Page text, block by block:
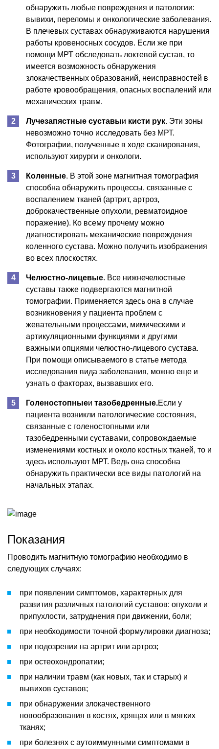
обнаружить любые повреждения и патологии:
вывихи, переломы и онкологические заболевания.
В плечевых суставах обнаруживаются нарушения
работы кровеносных сосудов. Если же при
помощи МРТ обследовать локтевой сустав, то
имеется возможность обнаружения
злокачественных образований, неисправностей в
работе кровообращения, опасных воспалений или
механических травм.
Лучезапястные суставыи кисти рук. Эти зоны
невозможно точно исследовать без МРТ.
Фотографии, полученные в ходе сканирования,
используют хирурги и онкологи.
Коленные. В этой зоне магнитная томография
способна обнаружить процессы, связанные с
воспалением тканей (артрит, артроз,
доброкачественные опухоли, ревматоидное
поражение). Ко всему прочему можно
диагностировать механические повреждения
коленного сустава. Можно получить изображения
во всех плоскостях.
Челюстно-лицевые. Все нижнечелюстные
суставы также подвергаются магнитной
томографии. Применяется здесь она в случае
возникновения у пациента проблем с
жевательными процессами, мимическими и
артикуляционными функциями и другими
важными опциями челюстно-лицевого сустава.
При помощи описываемого в статье метода
исследования вида заболевания, можно еще и
узнать о факторах, вызвавших его.
Голеностопныеи тазобедренные.Если у
пациента возникли патологические состояния,
связанные с голеностопными или
тазобедренными суставами, сопровождаемые
изменениями костных и около костных тканей, то и
здесь используют МРТ. Ведь она способна
обнаружить практически все виды патологий на
начальных этапах.
Показания
Проводить магнитную томографию необходимо в
следующих случаях:
при появлении симптомов, характерных для
развития различных патологий суставов: опухоли и
припухлости, затруднения при движении, боли;
при необходимости точной формулировки диагноза;
при подозрении на артрит или артроз;
при остеохондропатии;
при наличии травм (как новых, так и старых) и
вывихов суставов;
при обнаружении злокачественного
новообразования в костях, хрящах или в мягких
тканях;
при болезнях с аутоиммунными симптомами в